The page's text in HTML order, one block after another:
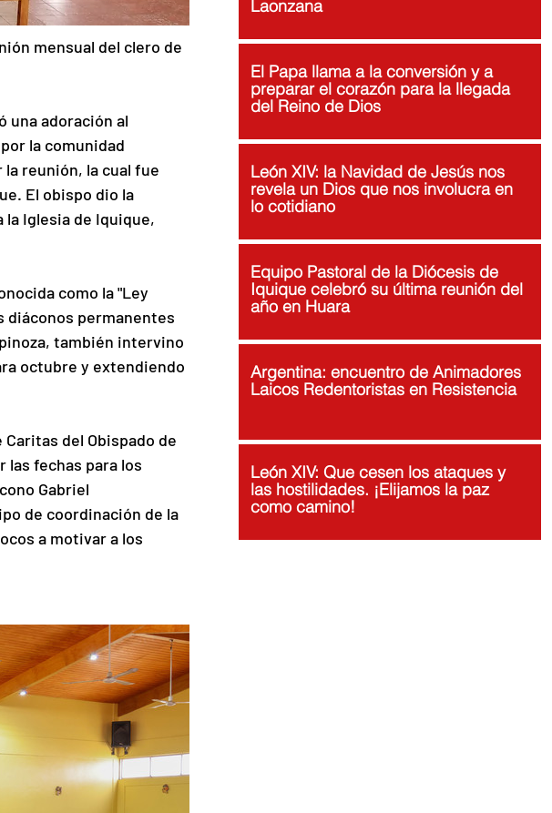
mensual del clero de
una adoración al
la comunidad
reunión, la cual fue
El obispo dio la
Iglesia de Iquique,
como la "Ley
diáconos permanentes
también intervino
octubre y extendiendo
del Obispado de
fechas para los
Gabriel
de coordinación de la
a motivar a los
Laonzana
El Papa llama a la conversión y a
preparar el corazón para la llegada
del Reino de Dios
León XIV: la Navidad de Jesús nos
revela un Dios que nos involucra en
lo cotidiano
Equipo Pastoral de la Diócesis de
Iquique celebró su última reunión del
año en Huara
Argentina: encuentro de Animadores
Laicos Redentoristas en Resistencia
León XIV: Que cesen los ataques y
las hostilidades. ¡Elijamos la paz
como camino!